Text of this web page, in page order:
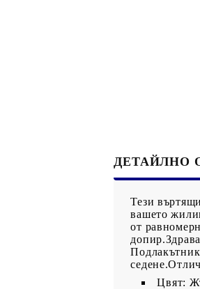
ДЕТАЙЛНО
Тези
вашето
от
Цвят: